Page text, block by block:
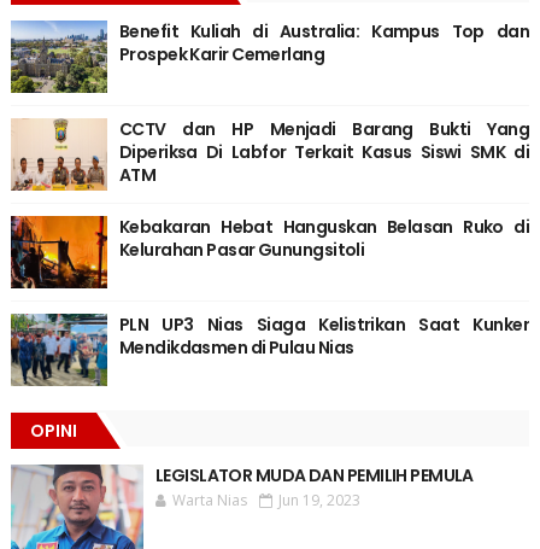
Benefit Kuliah di Australia: Kampus Top dan
Prospek Karir Cemerlang
CCTV dan HP Menjadi Barang Bukti Yang
Diperiksa Di Labfor Terkait Kasus Siswi SMK di
ATM
Kebakaran Hebat Hanguskan Belasan Ruko di
Kelurahan Pasar Gunungsitoli
PLN UP3 Nias Siaga Kelistrikan Saat Kunker
Mendikdasmen di Pulau Nias
OPINI
LEGISLATOR MUDA DAN PEMILIH PEMULA
Warta Nias Jun 19, 2023